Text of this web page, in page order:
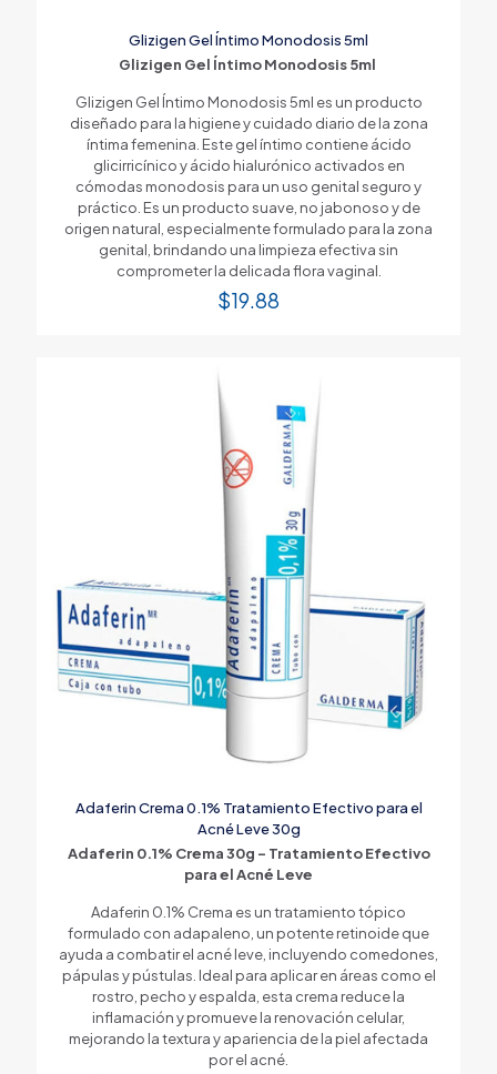
Glizigen Gel Íntimo Monodosis 5ml
Glizigen Gel Íntimo Monodosis 5ml
Glizigen Gel Íntimo Monodosis 5ml es un producto
diseñado para la higiene y cuidado diario de la zona
íntima femenina. Este gel íntimo contiene ácido
glicirricínico y ácido hialurónico activados en
cómodas monodosis para un uso genital seguro y
práctico. Es un producto suave, no jabonoso y de
origen natural, especialmente formulado para la zona
genital, brindando una limpieza efectiva sin
comprometer la delicada flora vaginal.
$19.88
Adaferin Crema 0.1% Tratamiento Efectivo para el
Acné Leve 30g
Adaferin 0.1% Crema 30g – Tratamiento Efectivo
para el Acné Leve
Adaferin 0.1% Crema es un tratamiento tópico
formulado con adapaleno, un potente retinoide que
ayuda a combatir el acné leve, incluyendo comedones,
pápulas y pústulas. Ideal para aplicar en áreas como el
rostro, pecho y espalda, esta crema reduce la
inflamación y promueve la renovación celular,
mejorando la textura y apariencia de la piel afectada
por el acné.